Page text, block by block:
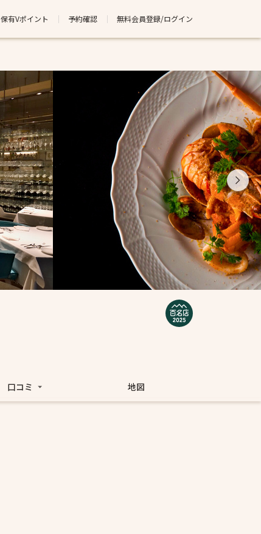
保有Vポイント 予約確認 無料会員登録/ログイン
口コミ 地図